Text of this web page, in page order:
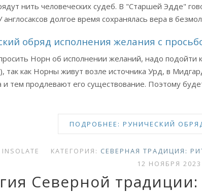
нить человеческих судеб. В "Старшей Эдде"
англосаксов долгое время сохранялась вера в
обряд исполнения желания с
Норн об исполнении желаний, надо
так как Норны живут возле источника Урд, в
и тем продлевают его существование. Поэтому
ПОДРОБНЕЕ: РУНИЧЕСКИЙ
INSOLATE КАТЕГОРИЯ: СЕВЕРНАЯ ТРАДИЦИЯ:
12 НОЯБРЯ 2023
Северной